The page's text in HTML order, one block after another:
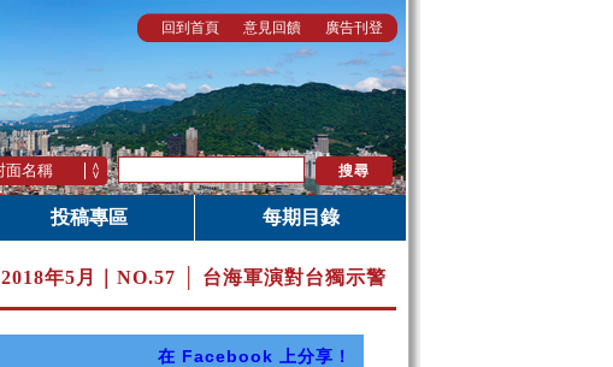
回到首頁 意見回饋 廣告刊登
投稿專區 每期目錄
2018年5月｜ NO.57 │ 台海軍演對台獨示警
在 Facebook 上分享！